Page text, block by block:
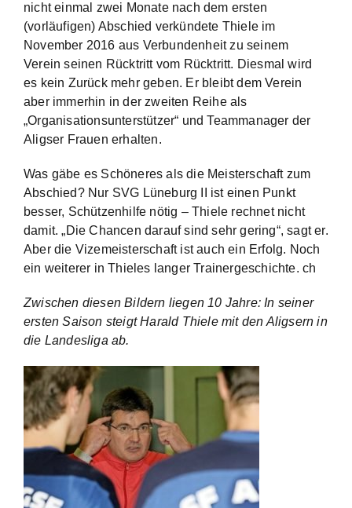
nicht einmal zwei Monate nach dem ersten
(vorläufigen) Abschied verkündete Thiele im
November 2016 aus Verbundenheit zu seinem
Verein seinen Rücktritt vom Rücktritt. Diesmal wird
es kein Zurück mehr geben. Er bleibt dem Verein
aber immerhin in der zweiten Reihe als
„Organisationsunterstützer“ und Teammanager der
Aligser Frauen erhalten.
Was gäbe es Schöneres als die Meisterschaft zum
Abschied? Nur SVG Lüneburg II ist einen Punkt
besser, Schützenhilfe nötig – Thiele rechnet nicht
damit. „Die Chancen darauf sind sehr gering“, sagt er.
Aber die Vizemeisterschaft ist auch ein Erfolg. Noch
ein weiterer in Thieles langer Trainergeschichte. ch
Zwischen diesen Bildern liegen 10 Jahre: In seiner
ersten Saison steigt Harald Thiele mit den Aligsern in
die Landesliga ab.